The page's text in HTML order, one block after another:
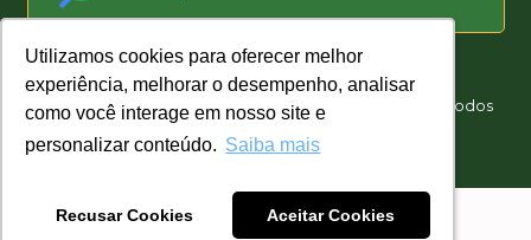
Utilizamos cookies para oferecer melhor
experiência, melhorar o desempenho, analisar
como você interage em nosso site e
personalizar conteúdo. Saiba mais
Recusar Cookies Aceitar Cookies
Utilizamos cookies para oferecer melhor
experiência, melhorar o desempenho, analisar
como você interage em nosso site e
personalizar conteúdo. Saiba mais
Recusar Cookies Aceitar Cookies
Hakuna Matata Brindes Corporativos Personalizados © Todos
os direitos reservados